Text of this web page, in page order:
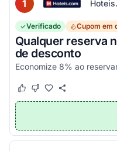
1
Verificado Cupom em
Qualquer reserva
de desconto
Este cupom funcionou
Este cupom não